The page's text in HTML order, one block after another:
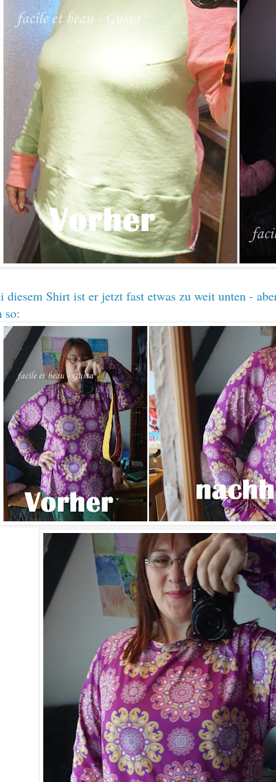
diesem Shirt ist er jetzt fast etwas zu weit unten -
so: